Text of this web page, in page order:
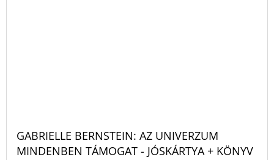
GABRIELLE BERNSTEIN: AZ UNIVERZUM
MINDENBEN TÁMOGAT - JÓSKÁRTYA + KÖNYV